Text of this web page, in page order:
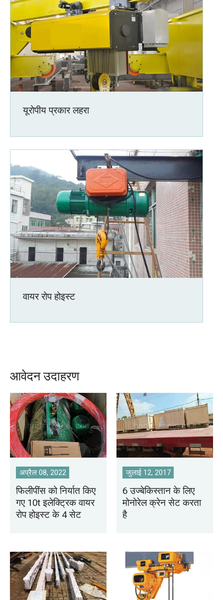
यूरोपीय प्रकार लहरा
वायर रोप होइस्ट
आवेदन उदाहरण
अप्रैल 08, 2022
फिलीपींस को निर्यात किए
गए 10t इलेक्ट्रिक वायर
रोप होइस्ट के 4 सेट
जुलाई 12, 2017
6 उज्बेकिस्तान के लिए
मोनोरेल क्रेन सेट करता
है